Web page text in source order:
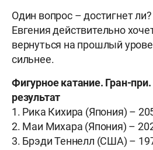
Один вопрос – достигнет
Евгения действительно
вернуться на прошлый
сильнее.
Фигурное катание. Гран-
результат
1. Рика Кихира (Япония) –
2. Маи Михара (Япония) –
3. Брэди Теннелл (США) –